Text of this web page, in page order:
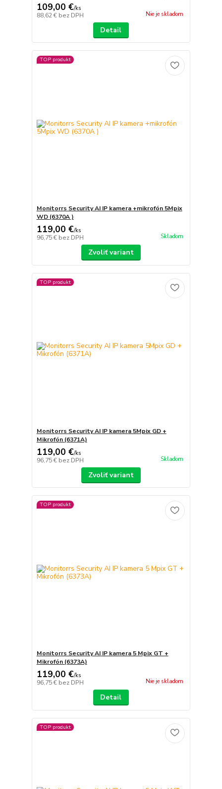
109,00 €/ks
88,62 € bez DPH Nie je skladom
Detail
TOP produkt
Monitorrs Security AI IP kamera +mikrofón 5Mpix
WD (6370A )
119,00 €/ks
96,75 € bez DPH Skladom
Zvoliť variant
TOP produkt
Monitorrs Security AI IP kamera 5Mpix GD +
Mikrofón (6371A)
119,00 €/ks
96,75 € bez DPH Skladom
Zvoliť variant
TOP produkt
Monitorrs Security AI IP kamera 5 Mpix GT +
Mikrofón (6373A)
119,00 €/ks
96,75 € bez DPH Nie je skladom
Detail
TOP produkt